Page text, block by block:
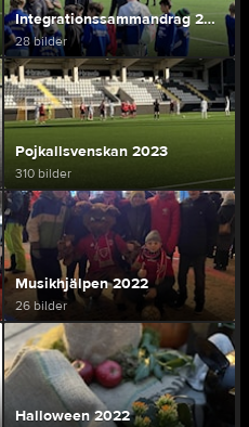
Integrationssammandrag 2023 Lillhagsparken
28 bilder
Pojkallsvenskan 2023
310 bilder
Musikhjälpen 2022
26 bilder
Halloween 2022